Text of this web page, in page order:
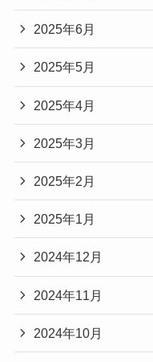
2025年6月
2025年5月
2025年4月
2025年3月
2025年2月
2025年1月
2024年12月
2024年11月
2024年10月